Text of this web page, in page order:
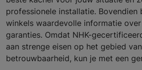
professionele installatie. Bovendien
winkels waardevolle informatie
garanties. Omdat NHK-
aan strenge eisen op het gebied
betrouwbaarheid, kun je met een